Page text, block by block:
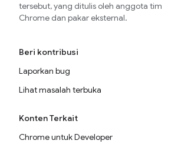
tersebut, yang ditulis oleh anggota tim
Chrome dan pakar eksternal.
Beri kontribusi
Laporkan bug
Lihat masalah terbuka
Konten Terkait
Chrome untuk Developer